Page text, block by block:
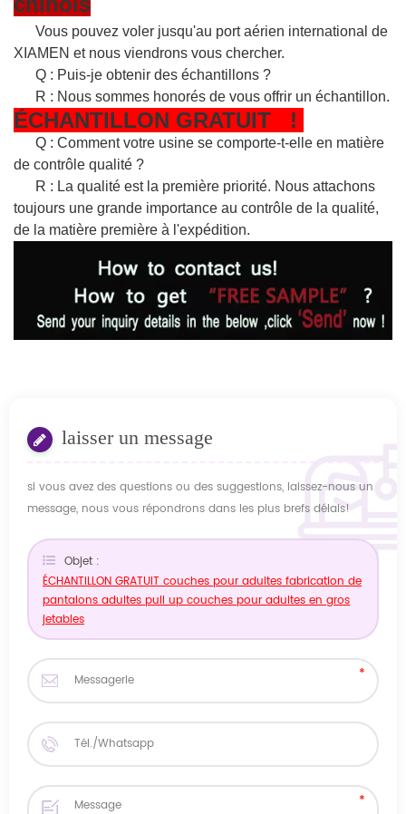
Vous pouvez voler jusqu'au port aérien international de
XIAMEN et nous viendrons vous chercher.
Q : Puis-je obtenir des échantillons ?
R : Nous sommes honorés de vous offrir un échantillon.
ÉCHANTILLON GRATUIT !
Q : Comment votre usine se comporte-t-elle en matière
de contrôle qualité ?
R : La qualité est la première priorité. Nous attachons
toujours une grande importance au contrôle de la qualité,
de la matière première à l'expédition.
laisser un message
si vous avez des questions ou des suggestions, laissez-nous un
message, nous vous répondrons dans les plus brefs délais!
Objet :
ÉCHANTILLON GRATUIT couches pour adultes fabrication de
pantalons adultes pull up couches pour adultes en gros
jetables